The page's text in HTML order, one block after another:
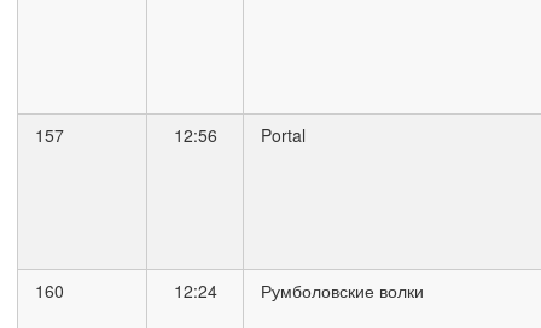
157 12:56 Portal
160 12:24 Румболовские волки